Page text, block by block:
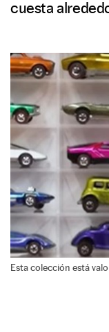
cuesta
Esta colección está